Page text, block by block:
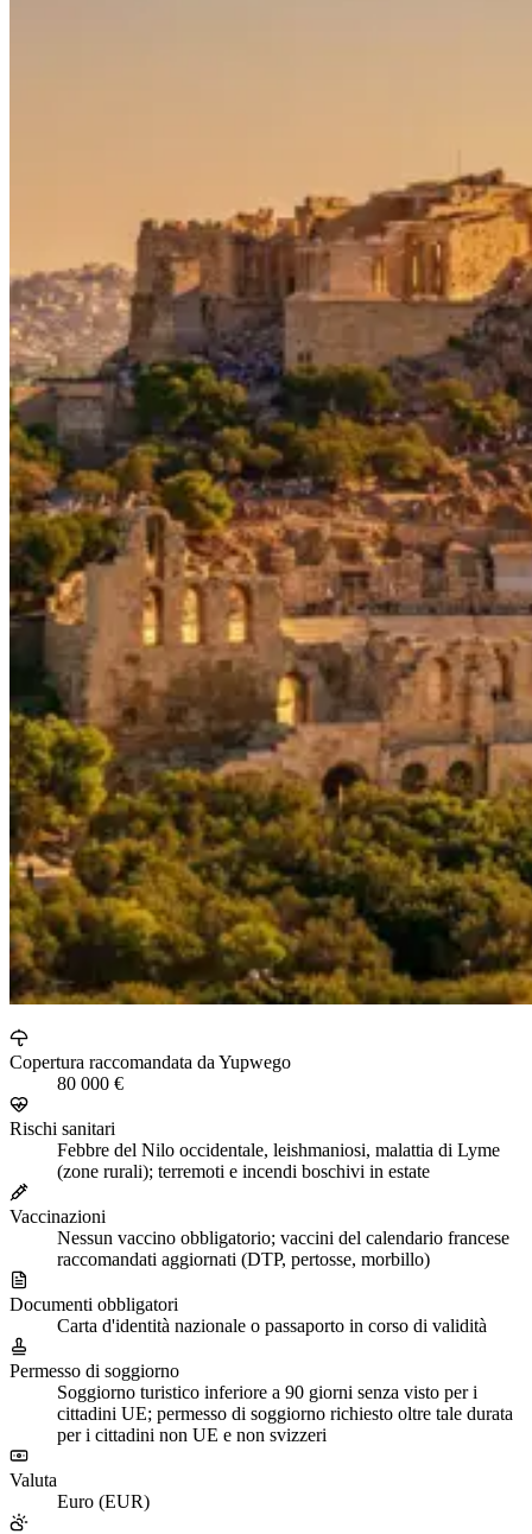
Copertura raccomandata da Yupwego
80 000 €
Rischi sanitari
Febbre del Nilo occidentale, leishmaniosi, malattia di Lyme
(zone rurali); terremoti e incendi boschivi in estate
Vaccinazioni
Nessun vaccino obbligatorio; vaccini del calendario francese
raccomandati aggiornati (DTP, pertosse, morbillo)
Documenti obbligatori
Carta d'identità nazionale o passaporto in corso di validità
Permesso di soggiorno
Soggiorno turistico inferiore a 90 giorni senza visto per i
cittadini UE; permesso di soggiorno richiesto oltre tale durata
per i cittadini non UE e non svizzeri
Valuta
Euro (EUR)